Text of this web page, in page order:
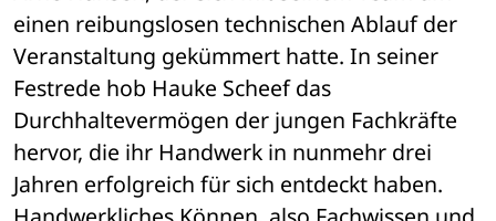
einen reibungslosen technischen Ablauf der
Veranstaltung gekümmert hatte. In seiner
Festrede hob Hauke Scheef das
Durchhaltevermögen der jungen Fachkräfte
hervor, die ihr Handwerk in nunmehr drei
Jahren erfolgreich für sich entdeckt haben.